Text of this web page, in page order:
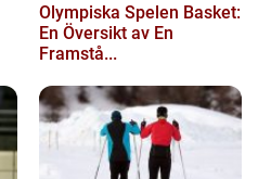
Olympiska Spelen Basket:
En Översikt av En
Framstå...